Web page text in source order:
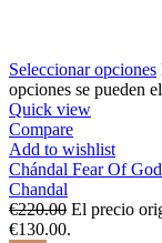
Seleccionar opciones
opciones se pueden
Quick view
Compare
Add to wishlist
Chándal Fear Of
Chandal
€220.00 El precio
€130.00.